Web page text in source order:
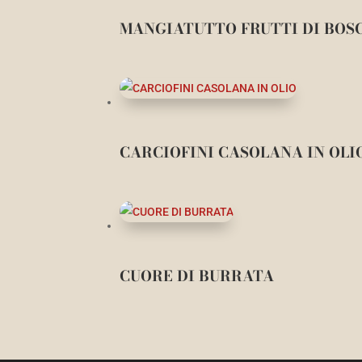
MANGIATUTTO FRUTTI DI
CARCIOFINI CASOLANA IN
CUORE DI BURRATA